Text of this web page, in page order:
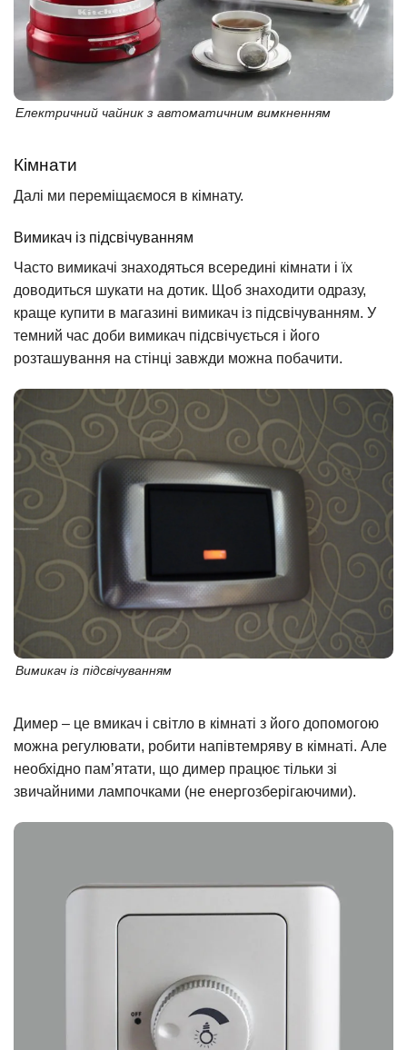
Електричний чайник з автоматичним вимкненням
Кімнати
Далі ми переміщаємося в кімнату.
Вимикач із підсвічуванням
Часто вимикачі знаходяться всередині кімнати і їх
доводиться шукати на дотик. Щоб знаходити одразу,
краще купити в магазині вимикач із підсвічуванням. У
темний час доби вимикач підсвічується і його
розташування на стінці завжди можна побачити.
Вимикач із підсвічуванням
Димер – це вмикач і світло в кімнаті з його допомогою
можна регулювати, робити напівтемряву в кімнаті. Але
необхідно пам’ятати, що димер працює тільки зі
звичайними лампочками (не енергозберігаючими).